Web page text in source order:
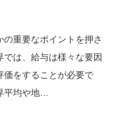
重要なポイントを押さ
は、給与は様々な要因
価をすることが必要で
平均や地…